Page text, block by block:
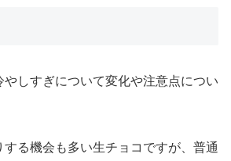
やしすぎについて変化や注意点につい
る機会も多い生チョコですが、普通